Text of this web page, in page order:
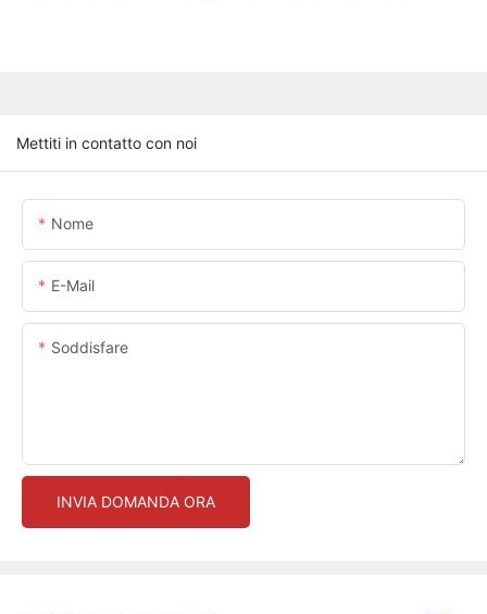
Mettiti in contatto con noi
Nome
E-Mail
Soddisfare
INVIA DOMANDA ORA